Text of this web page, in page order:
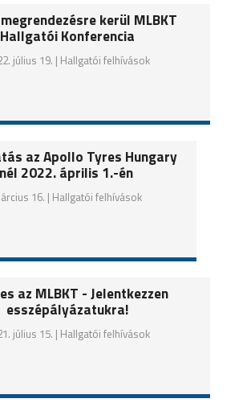
kerül MLBKT
Hallgatói Konferencia
július 19. | Hallgatói felhívások
az Apollo Tyres Hungary
2022. április 1.-én
16. | Hallgatói felhívások
az MLBKT - Jelentkezzen
esszépályázatukra!
július 15. | Hallgatói felhívások